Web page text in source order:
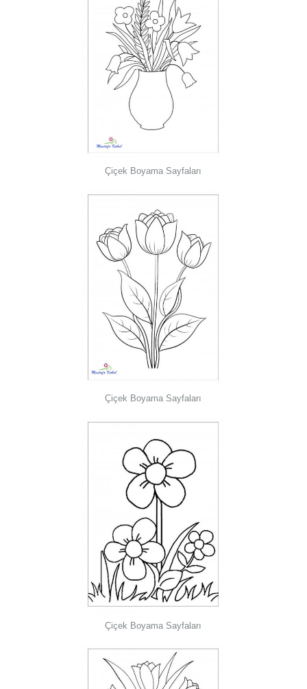
Çiçek Boyama Sayfaları
Çiçek Boyama Sayfaları
Çiçek Boyama Sayfaları